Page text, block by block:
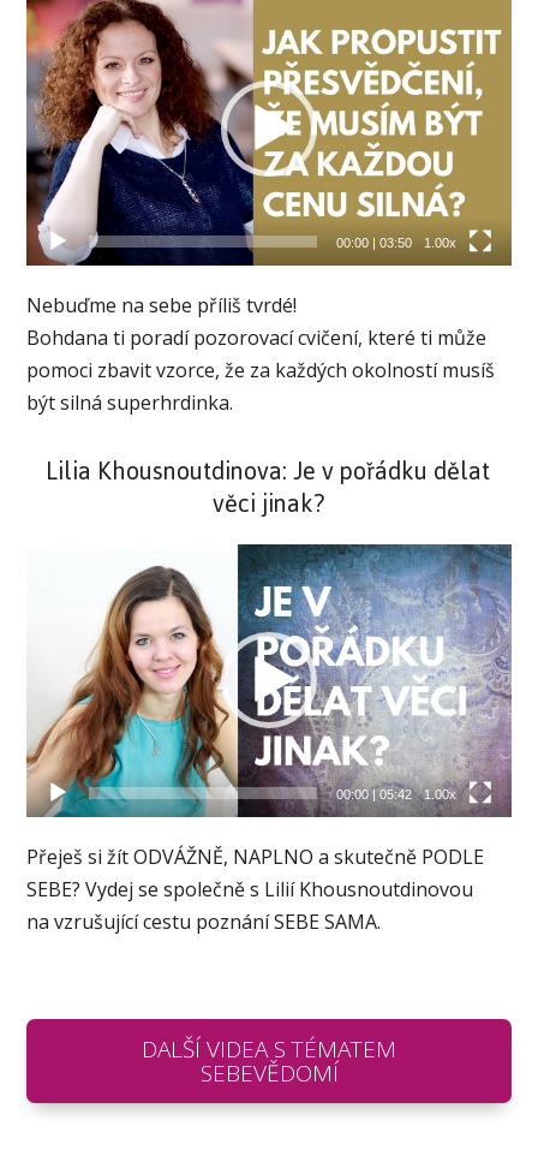
Video
přehrávač
00:00| 03:50 1.00x
Nebuďme na sebe příliš tvrdé!
Bohdana ti poradí pozorovací cvičení, které ti může
pomoci zbavit vzorce, že za každých okolností musíš
být silná superhrdinka.
Lilia Khousnoutdinova: Je v pořádku dělat
věci jinak?
přehrávač
00:00|05:42 1.00x
Přeješ si žít ODVÁŽNĚ, NAPLNO a skutečně PODLE
SEBE? Vydej se společně s Lilií Khousnoutdinovou
na vzrušující cestu poznání SEBE SAMA.
DALŠÍ VIDEA S TÉMATEM
SEBEVĚDOMÍ